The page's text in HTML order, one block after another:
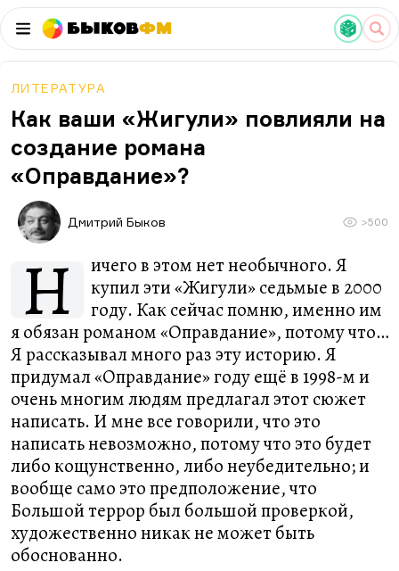
БыковФМ
ЛИТЕРАТУРА
Как ваши «Жигули» повлияли на
создание романа
«Оправдание»?
Дмитрий Быков >500
Н
ичего в этом нет необычного. Я
купил эти «Жигули» седьмые в 2000
году. Как сейчас помню, именно им
я обязан романом «Оправдание», потому что…
Я рассказывал много раз эту историю. Я
придумал «Оправдание» году ещё в 1998-м и
очень многим людям предлагал этот сюжет
написать. И мне все говорили, что это
написать невозможно, потому что это будет
либо кощунственно, либо неубедительно; и
вообще само это предположение, что
Большой террор был большой проверкой,
художественно никак не может быть
обоснованно.